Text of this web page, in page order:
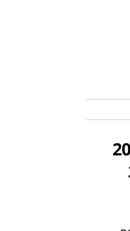
עוד נוכל יהודי אכזר וחסר לב נידון ל-20